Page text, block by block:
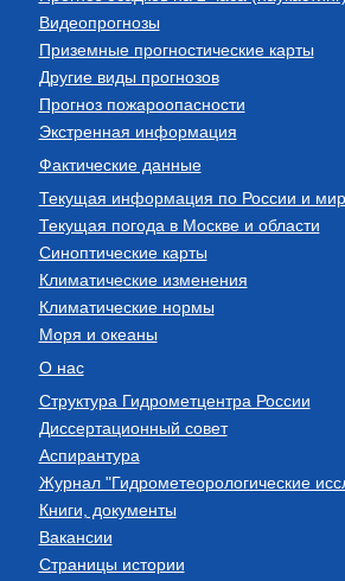
Видеопрогнозы
Приземные прогностические карты
Другие виды прогнозов
Прогноз пожароопасности
Экстренная информация
Фактические данные
Текущая информация по России и
Текущая погода в Москве и области
Синоптические карты
Климатические изменения
Климатические нормы
Моря и океаны
О нас
Структура Гидрометцентра России
Диссертационный совет
Аспирантура
Журнал "Гидрометеорологические
Книги, документы
Вакансии
Страницы истории